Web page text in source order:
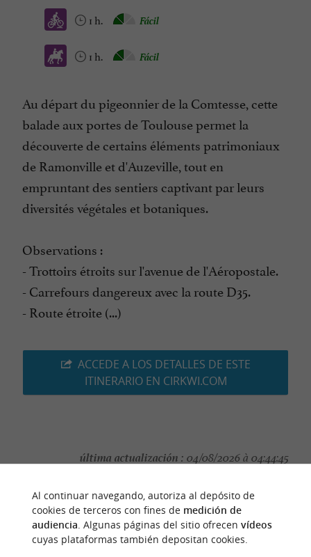
1 h. Fácil
1 h. Fácil
Au départ du pigeonnier de la Comtesse, cette
balade aux portes de Toulouse permet la
découverte de certains éléments patrimoniaux
de Ramonville et d'Auzeville, tout en
empruntant des sentiers captivant par leurs
diversités végétales et botaniques.
Observations :
- Trottoirs étroits sur l'avenue de l'Aéropostale.
- Carrefours dangereux avec la route D35.
- Route étroite (...)
ACCEDE A LOS DETALLES DE ESTE
ITINERARIO EN CIRKWI.COM
última actualización : 04/08/2026 à 04:44:45
autor de la foto :
Al continuar navegando, autoriza al depósito de
cookies de terceros con fines de medición de
audiencia . Algunas páginas del sitio ofrecen vídeos
cuyas plataformas también depositan cookies.